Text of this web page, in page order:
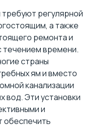
регулярной
а также
ремонта и
течением времени.
страны
ям и вместо
канализации
вод. Эти установки
и
обеспечить